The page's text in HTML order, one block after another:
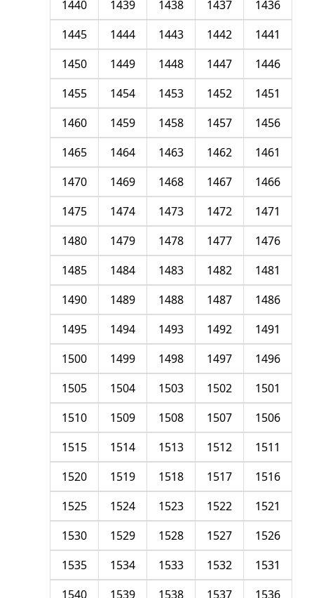
1436
1437
1438
1439
1440
1441
1442
1443
1444
1445
1446
1447
1448
1449
1450
1451
1452
1453
1454
1455
1456
1457
1458
1459
1460
1461
1462
1463
1464
1465
1466
1467
1468
1469
1470
1471
1472
1473
1474
1475
1476
1477
1478
1479
1480
1481
1482
1483
1484
1485
1486
1487
1488
1489
1490
1491
1492
1493
1494
1495
1496
1497
1498
1499
1500
1501
1502
1503
1504
1505
1506
1507
1508
1509
1510
1511
1512
1513
1514
1515
1516
1517
1518
1519
1520
1521
1522
1523
1524
1525
1526
1527
1528
1529
1530
1531
1532
1533
1534
1535
1536
1537
1538
1539
1540